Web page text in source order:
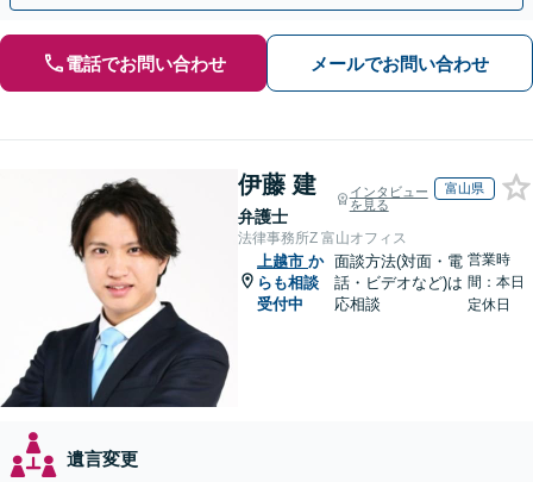
電話でお問い合わせ メールでお問い合わせ
伊藤 建
弁護士
インタビュー
を見る
富山県
法律事務所Z 富山オフィス
上越市 か
らも相談
受付中
面談方法(対面・電
話・ビデオなど)は
応相談
営業時
間：本日
定休日
遺言変更